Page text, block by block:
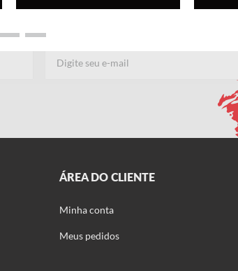
E-mail
ÁREA DO CLIENTE
Minha conta
Meus pedidos